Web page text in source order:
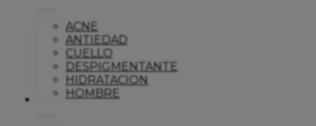
ACNE
ANTIEDAD
CUELLO
DESPIGMENTANTE
HIDRATACION
HOMBRE
Solar